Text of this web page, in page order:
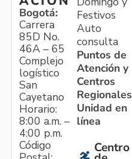
Bogotá:
Carrera
85D No.
46A – 65
Complejo
logístico
San
Cayetano
Horario:
8:00 a.m. –
4:00 p.m.
Código
Festivos
Auto
consulta
Puntos de
Atención y
Centros
Regionales
Unidad en
línea
Centro